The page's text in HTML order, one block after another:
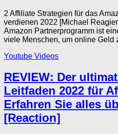
2 Affiliate Strategien für das
verdienen 2022 [Michael
Amazon Partnerprogramm ist
viele Menschen, um online Geld
Youtube Videos
REVIEW: Der
Leitfaden 2022 für
Erfahren Sie alles
[Reaction]